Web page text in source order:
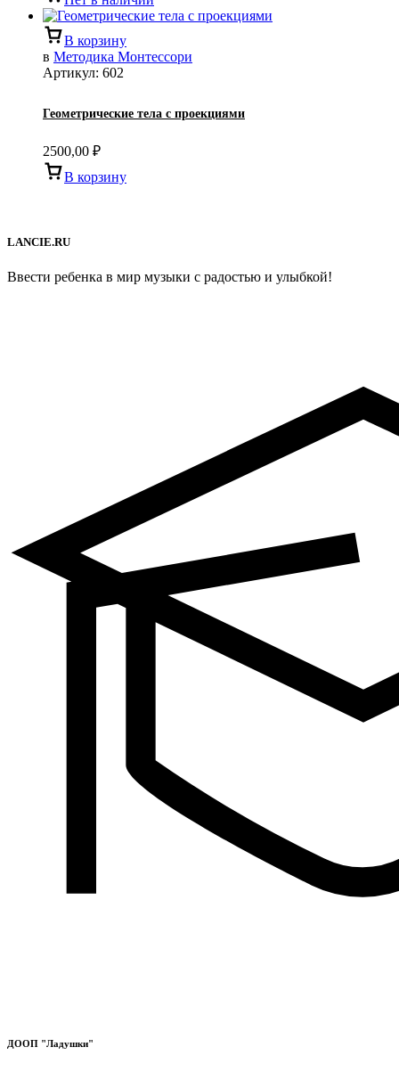
В корзину
в Методика Монтессори
Артикул: 602
Геометрические тела с проекциями
2500,00 ₽
В корзину
LANCIE.RU
Ввести ребенка в мир музыки с радостью и улыбкой!
ДООП "Ладушки"